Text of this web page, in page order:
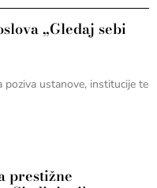
„Gledaj sebi
ustanove, institucije te
prestižne